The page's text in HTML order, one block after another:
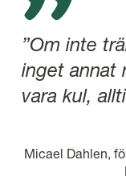
”Om inte
inget annat
vara kul,
Micael Dahlen,